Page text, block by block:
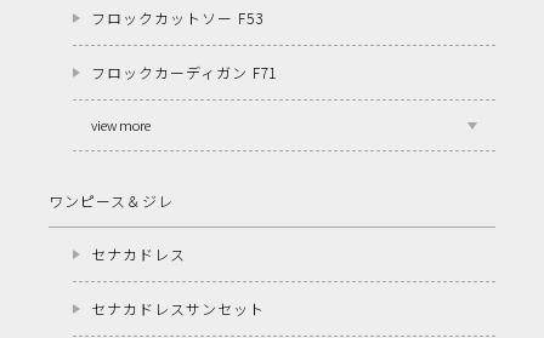
フロックカットソー F53
フロックカーディガン F71
view more
ワンピース＆ジレ
セナカドレス
セナカドレスサンセット